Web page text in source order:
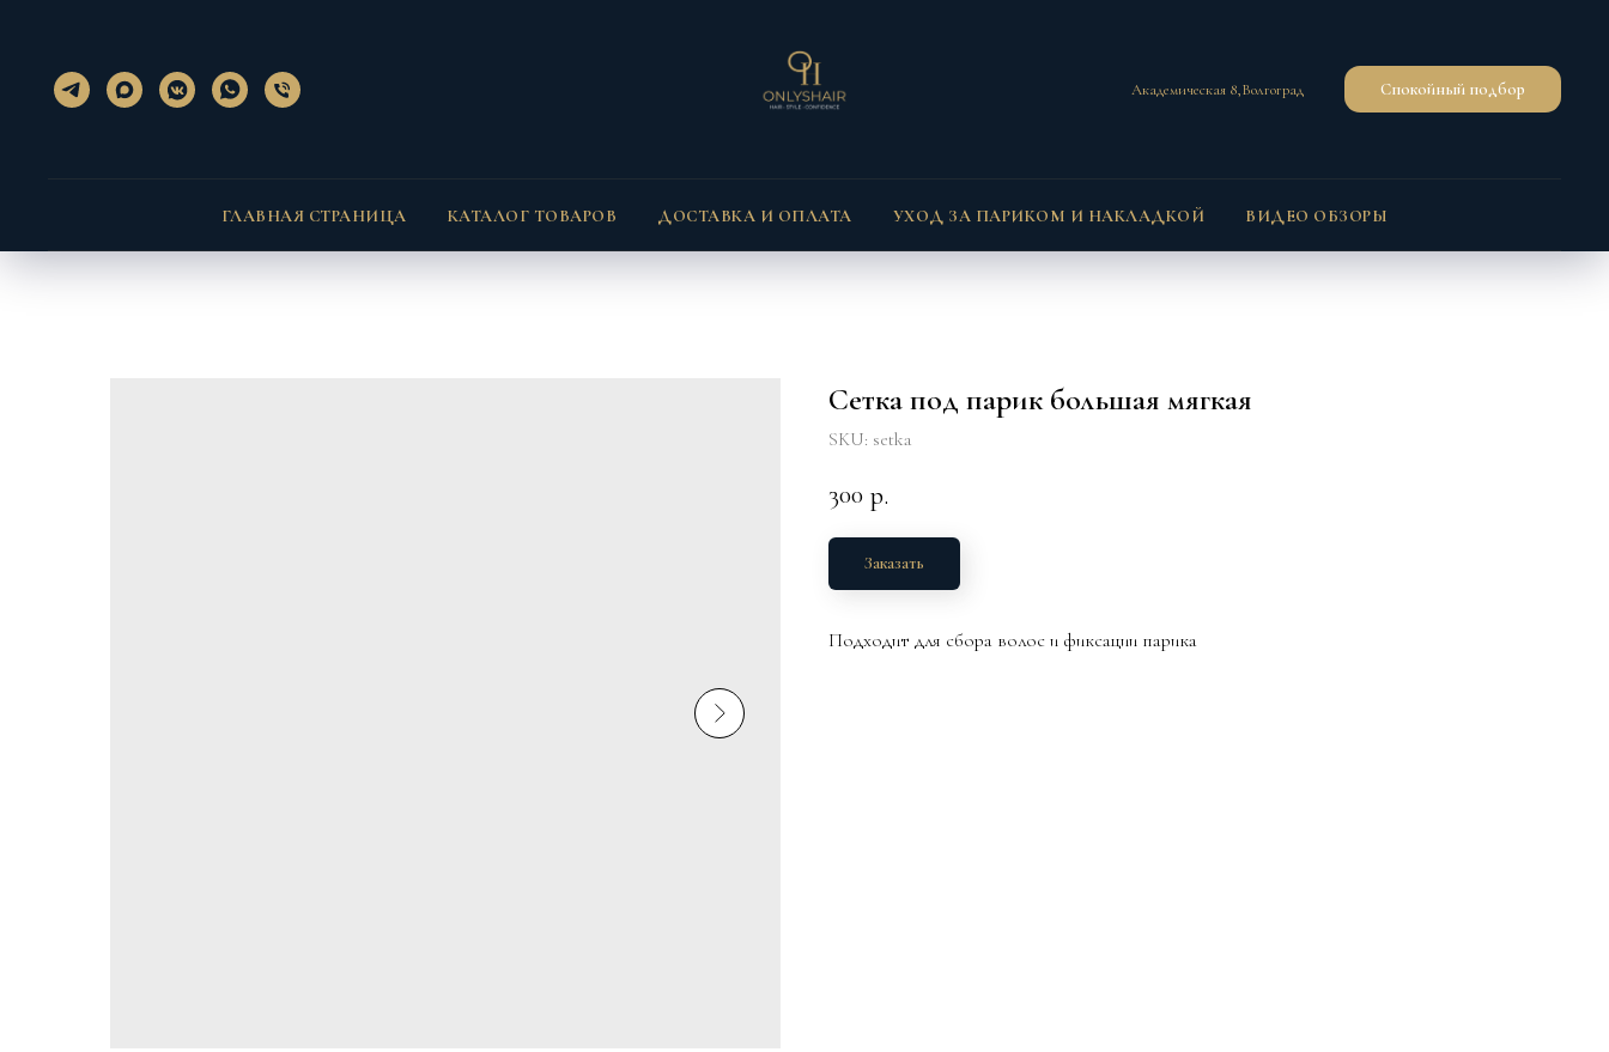
Академическая 8,Волгоград Спокойный подбор
ГЛАВНАЯ СТРАНИЦА КАТАЛОГ ТОВАРОВ ДОСТАВКА И ОПЛАТА УХОД ЗА ПАРИКОМ И НАКЛАДКОЙ ВИДЕО ОБЗОРЫ
Сетка под парик большая мягкая
SKU: setka
300 р.
Заказать
Подходит для сбора волос и фиксации парика